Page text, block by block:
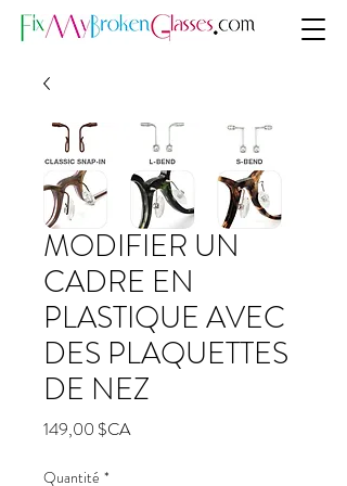
MODIFIER UN
CADRE EN
PLASTIQUE AVEC
DES PLAQUETTES
DE NEZ
149,00 $CAPrix
Quantité *